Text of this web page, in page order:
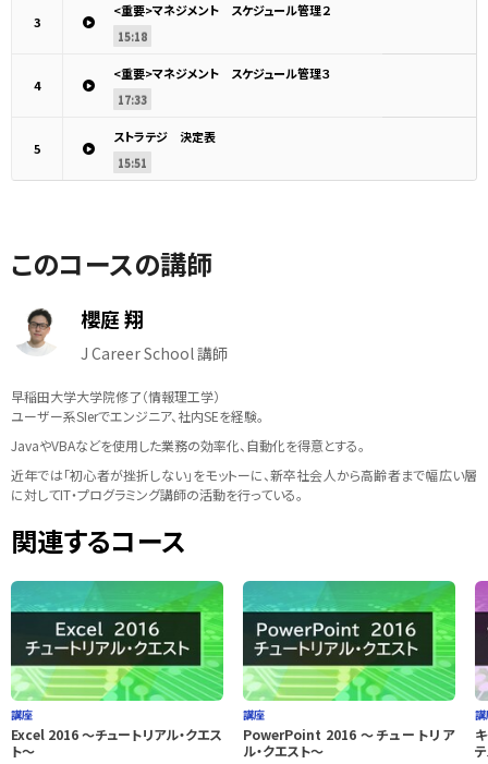
3
<重要>マネジメント スケジュール管理２
15:18
4
<重要>マネジメント スケジュール管理３
17:33
5
ストラテジ 決定表
15:51
このコースの講師
櫻庭 翔
J Career School 講師
早稲田大学大学院修了（情報理工学）
ユーザー系SIerでエンジニア、社内SEを経験。
JavaやVBAなどを使用した業務の効率化、自動化を得意とする。
近年では「初心者が挫折しない」をモットーに、新卒社会人から高齢者まで幅広い層
に対してIT・プログラミング講師の活動を行っている。
関連するコース
講座
Excel 2016 ～チュートリアル・クエス
ト～
講座
PowerPoint 2016 ～チュートリア
ル・クエスト～